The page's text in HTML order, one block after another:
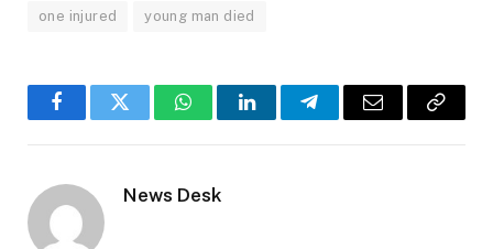
one injured young man died
FacebookTwitter WhatsAppLinkedInTelegramEmail
Copy
News Desk